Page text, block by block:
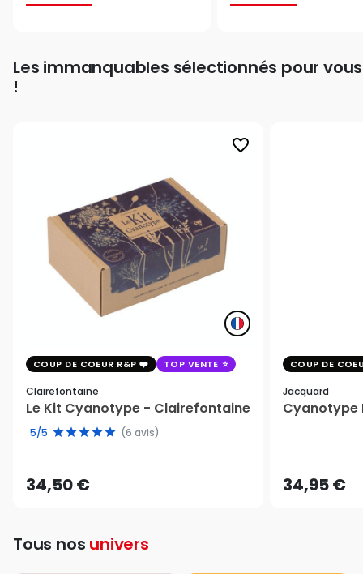
Les immanquables sélectionnés pour vous
!
favorite_border
COUP DE COEUR R&P TOP VENTE
Clairefontaine
Le Kit Cyanotype - Clairefontaine
5/5 (6 avis)
34,50 €
COUP DE
Jacquard
Cyanotype
34,95 €
Tous nos univers